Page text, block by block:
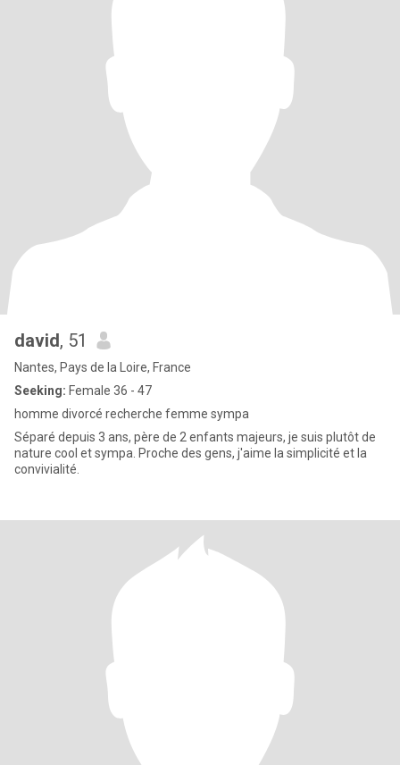
david, 51
Nantes, Pays de la Loire, France
Seeking: Female 36 - 47
homme divorcé recherche femme sympa
Séparé depuis 3 ans, père de 2 enfants majeurs, je suis plutôt de
nature cool et sympa. Proche des gens, j'aime la simplicité et la
convivialité.